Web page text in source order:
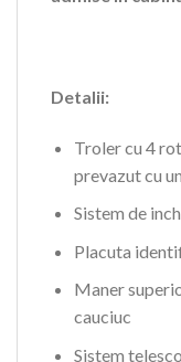
Detalii:
Troler cu 4
prevazut cu
Sistem de
Placuta
Maner
cauciuc
Sistem